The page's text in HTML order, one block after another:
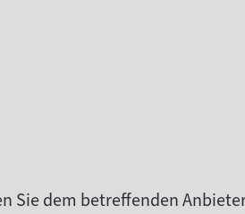
Sie dem betreffenden